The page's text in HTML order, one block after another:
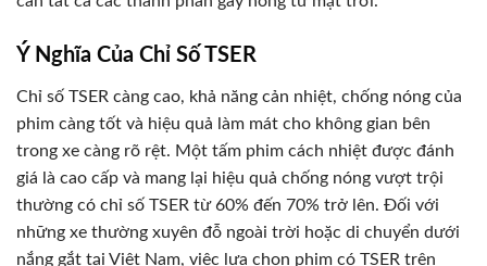
Ý Nghĩa Của Chỉ Số TSER
Chỉ số TSER càng cao, khả năng cản nhiệt, chống nóng của
phim càng tốt và hiệu quả làm mát cho không gian bên
trong xe càng rõ rệt. Một tấm phim cách nhiệt được đánh
giá là cao cấp và mang lại hiệu quả chống nóng vượt trội
thường có chỉ số TSER từ 60% đến 70% trở lên. Đối với
những xe thường xuyên đỗ ngoài trời hoặc di chuyển dưới
nắng gắt tại Việt Nam, việc lựa chọn phim có TSER trên